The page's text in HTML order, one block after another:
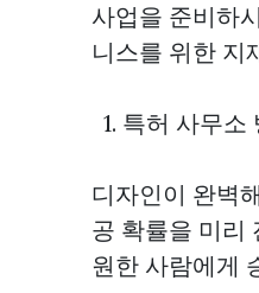
사업을 준비하
니스를 위한 지
1. 특허 사무
디자인이 완벽
공 확률을 미리
원한 사람에게